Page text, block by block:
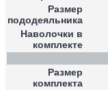
Размер
пододеяльника
Наволочки в
комплекте
Размер
комплекта